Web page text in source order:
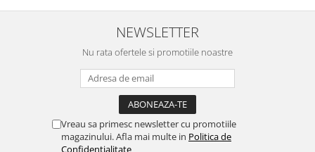
companie
Componente PC
Desktop PC & Monitoare
Consumabile
Periferice PC
NEWSLETTER
Nu rata ofertele si promotiile noastre
Vreau sa primesc newsletter cu promotiile
magazinului. Afla mai multe in Politica de
Confidentialitate